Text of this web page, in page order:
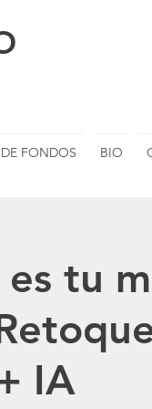
es tu
IA
FONDOS BIO